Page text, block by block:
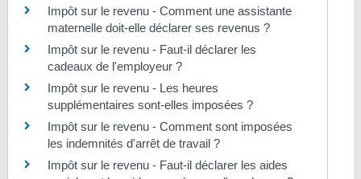
Impôt sur le revenu - Comment une assistante
maternelle doit-elle déclarer ses revenus ?
Impôt sur le revenu - Faut-il déclarer les
cadeaux de l'employeur ?
Impôt sur le revenu - Les heures
supplémentaires sont-elles imposées ?
Impôt sur le revenu - Comment sont imposées
les indemnités d'arrêt de travail ?
Impôt sur le revenu - Faut-il déclarer les aides